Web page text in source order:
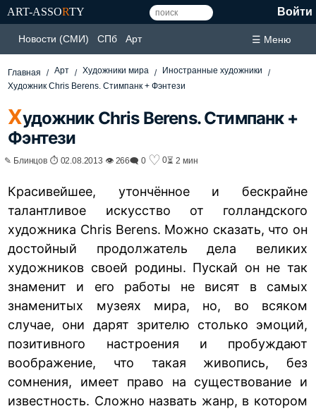
ART-ASSORTY Войти
Новости (СМИ) СПб Арт ☰ Меню
Главная Арт Художники мира
Иностранные художники
Художник Chris Berens. Стимпанк + Фэнтези
Художник Chris Berens. Стимпанк +
Фэнтези
✎ Блинцов ⏱ 02.08.2013 👁 266🗨 0 ♡ 0⏳ 2 мин
Красивейшее, утончённое и бескрайне
талантливое искусство от голландского
художника Chris Berens. Можно сказать, что он
достойный продолжатель дела великих
художников своей родины. Пускай он не так
знаменит и его работы не висят в самых
знаменитых музеях мира, но, во всяком
случае, они дарят зрителю столько эмоций,
позитивного настроения и пробуждают
воображение, что такая живопись, без
сомнения, имеет право на существование и
известность. Сложно назвать жанр, в котором